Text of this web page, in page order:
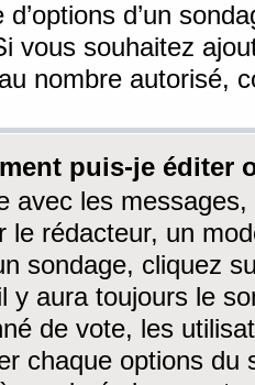
d’options d’un
vous souhaitez
nombre autorisé,
puis-je éditer
avec les
le rédacteur, un
sondage, cliquez
y aura toujours le
de vote, les
chaque options du